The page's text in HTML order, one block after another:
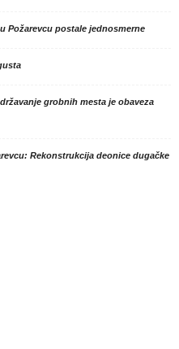
Požarevcu postale jednosmerne
grobnih mesta je obaveza
Rekonstrukcija deonice dugačke